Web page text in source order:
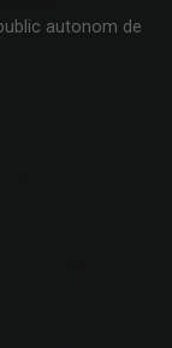
autonom de